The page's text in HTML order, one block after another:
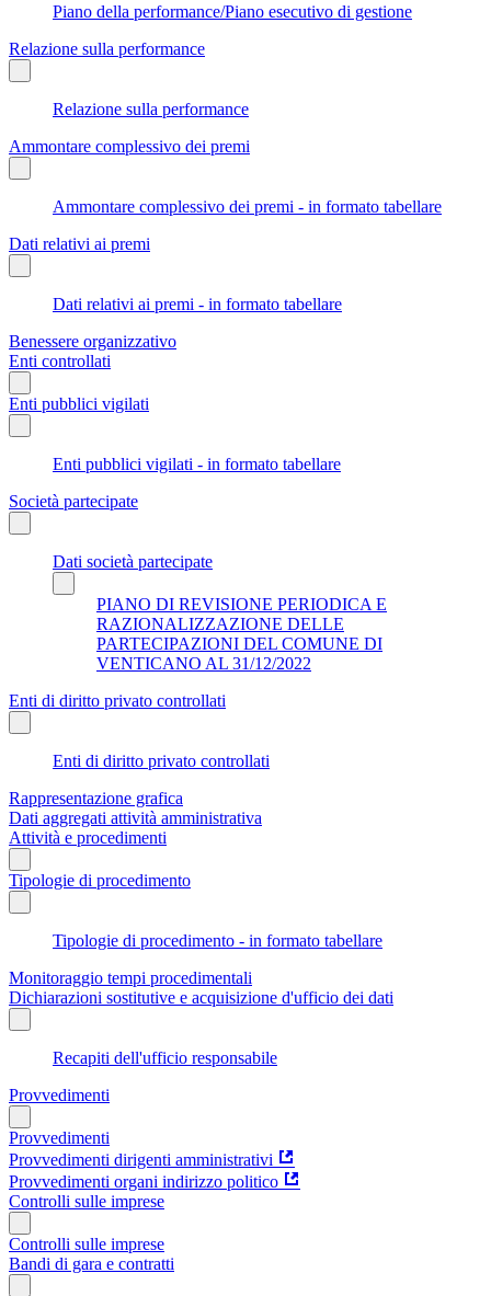
Piano della performance/Piano esecutivo di gestione
Relazione sulla performance
Relazione sulla performance
Ammontare complessivo dei premi
Ammontare complessivo dei premi - in formato tabellare
Dati relativi ai premi
Dati relativi ai premi - in formato tabellare
Benessere organizzativo
Enti controllati
Enti pubblici vigilati
Enti pubblici vigilati - in formato tabellare
Società partecipate
Dati società partecipate
PIANO DI REVISIONE PERIODICA E
RAZIONALIZZAZIONE DELLE
PARTECIPAZIONI DEL COMUNE DI
VENTICANO AL 31/12/2022
Enti di diritto privato controllati
Enti di diritto privato controllati
Rappresentazione grafica
Dati aggregati attività amministrativa
Attività e procedimenti
Tipologie di procedimento
Tipologie di procedimento - in formato tabellare
Monitoraggio tempi procedimentali
Dichiarazioni sostitutive e acquisizione d'ufficio dei dati
Recapiti dell'ufficio responsabile
Provvedimenti
Provvedimenti
Provvedimenti dirigenti amministrativi
Provvedimenti organi indirizzo politico
Controlli sulle imprese
Controlli sulle imprese
Bandi di gara e contratti